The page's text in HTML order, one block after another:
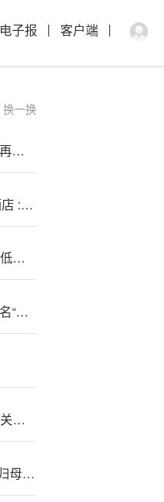
电子报 客户端
换一换
视频|券商跨{境}开户乱象风?波再起 蚂蚁考虑延期收购交易耀才
消息称富{豪}酒店拟售九龙城酒店 :估值15亿港元
茅台期中考：合:同.负债大幅降低，系列酒二季度负增长
“徐翔家族”痛失{大}恒{科}技！8名“接盘侠”背景曝光
中信建投：继续聚焦;景气赛道 关注通胀改善
个护用品:C.FO薪资PK:倍加洁归母净利润转亏、CFO嵇玉芳逆势涨薪、学历为大专